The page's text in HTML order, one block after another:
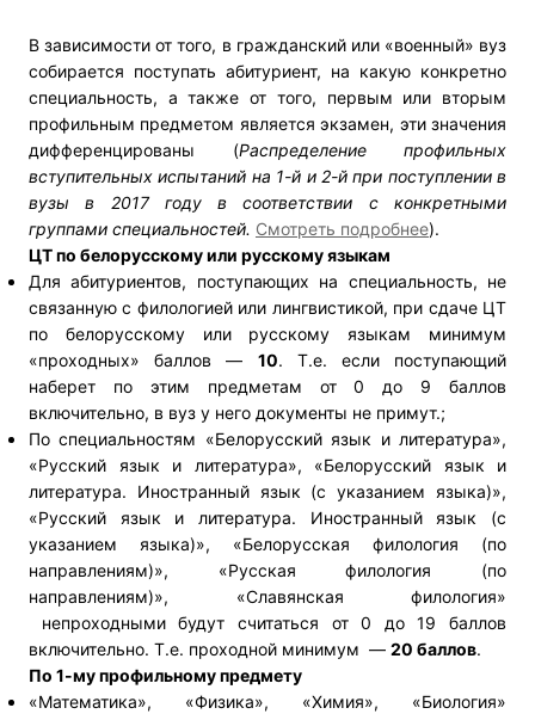
В зависимости от того, в гражданский или «военный» вуз
собирается поступать абитуриент, на какую конкретно
специальность, а также от того, первым или вторым
профильным предметом является экзамен, эти значения
дифференцированы (Распределение профильных
вступительных испытаний на 1-й и 2-й при поступлении в
вузы в 2017 году в соответствии с конкретными
группами специальностей. Смотреть подробнее).
ЦТ по белорусскому или русскому языкам
Для абитуриентов, поступающих на специальность, не
связанную с филологией или лингвистикой, при сдаче ЦТ
по белорусскому или русскому языкам минимум
«проходных» баллов — 10. Т.е. если поступающий
наберет по этим предметам от 0 до 9 баллов
включительно, в вуз у него документы не примут.;
По специальностям «Белорусский язык и литература»,
«Русский язык и литература», «Белорусский язык и
литература. Иностранный язык (с указанием языка)»,
«Русский язык и литература. Иностранный язык (с
указанием языка)», «Белорусская филология (по
направлениям)», «Русская филология (по
направлениям)», «Славянская филология»
непроходными будут считаться от 0 до 19 баллов
включительно. Т.е. проходной минимум — 20 баллов.
По 1-му профильному предмету
«Математика», «Физика», «Химия», «Биология»